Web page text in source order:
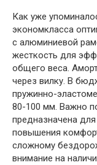
Как уже
экономкласса
с алюминиевой
жесткость для
общего веса.
через вилку. В
пружинно-
80-100 мм. Важно
предназначена
повышения
сложному
внимание на